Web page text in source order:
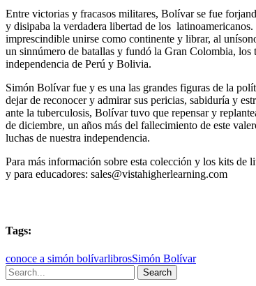
Entre victorias y fracasos militares, Bolívar se fue
y disipaba la verdadera libertad de los
imprescindible unirse como continente y librar, al
un sinnúmero de batallas y fundó la Gran Colombia,
independencia de Perú y Bolivia.
Simón Bolívar fue y es una las grandes figuras de la
dejar de reconocer y admirar sus pericias, sabiduría y
ante la tuberculosis, Bolívar tuvo que repensar y
de diciembre, un años más del fallecimiento de este
luchas de nuestra independencia.
Para más información sobre esta colección y los kits de
y para educadores: sales@vistahigherlearning.com
Tags:
conoce a simón bolívarlibrosSimón Bolívar
Search